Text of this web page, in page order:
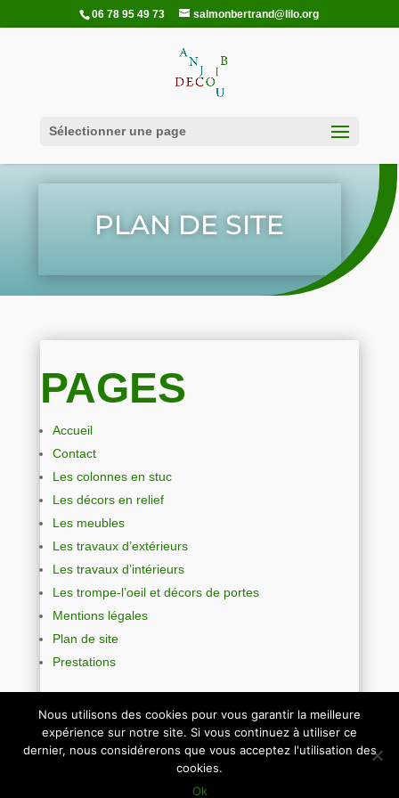
06 78 95 49 73 salmonbertrand@lilo.org
Sélectionner une page
PLAN DE SITE
PAGES
Accueil
Contact
Les colonnes en stuc
Les décors en relief
Les meubles
Les travaux d’extérieurs
Les travaux d’intérieurs
Les trompe-l’oeil et décors de portes
Mentions légales
Plan de site
Prestations
Mentions Légales
Nous utilisons des cookies pour vous garantir la meilleure
expérience sur notre site. Si vous continuez à utiliser ce
dernier, nous considérerons que vous acceptez l'utilisation des
cookies.
Ok